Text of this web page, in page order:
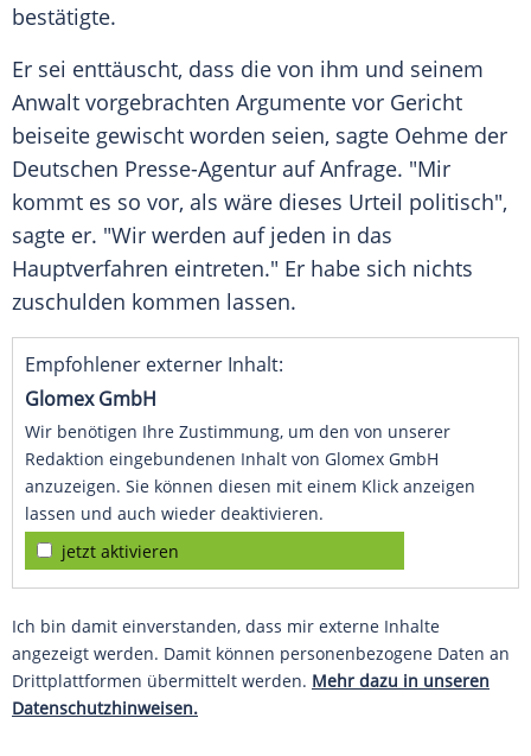
bestätigte.
Er sei enttäuscht, dass die von ihm und seinem
Anwalt vorgebrachten Argumente vor Gericht
beiseite gewischt worden seien, sagte Oehme der
Deutschen Presse-Agentur auf Anfrage. "Mir
kommt es so vor, als wäre dieses Urteil politisch",
sagte er. "Wir werden auf jeden in das
Hauptverfahren eintreten." Er habe sich nichts
zuschulden kommen lassen.
Empfohlener externer Inhalt:
Glomex GmbH
Wir benötigen Ihre Zustimmung, um den von unserer
Redaktion eingebundenen Inhalt von Glomex GmbH
anzuzeigen. Sie können diesen mit einem Klick anzeigen
lassen und auch wieder deaktivieren.
jetzt aktivieren
Ich bin damit einverstanden, dass mir externe Inhalte
angezeigt werden. Damit können personenbezogene Daten an
Drittplattformen übermittelt werden. Mehr dazu in unseren
Datenschutzhinweisen.